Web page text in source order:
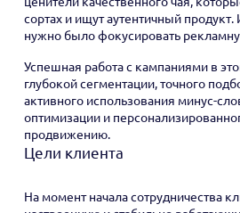
сортах и ищут аутентичный
нужно было фокусировать
Успешная работа с кампаниями в
глубокой сегментации, точного
активного использования минус-
оптимизации и
продвижению.
Цели клиента
На момент начала сотрудничества